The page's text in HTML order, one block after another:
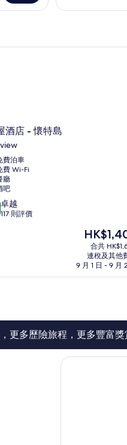
立
立
情
酒店 - 懷特島
費泊車
費 Wi-Fi
廳
吧
卓越
117 則評價
現
售
HK$1,409
合共
連稅及其他
9 月 1 日 - 9 月
店 - 懷特島
更多歷險旅程，更多豐富獎